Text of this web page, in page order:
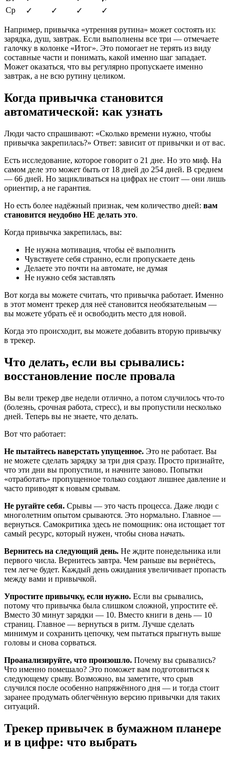
Ср
✓ ✓ ✓ ✓
Например, привычка «утренняя рутина» может состоять из:
зарядка, душ, завтрак. Если выполнены все три — отмечаете
галочку в колонке «Итог». Это помогает не терять из виду
составные части и понимать, какой именно шаг западает.
Может оказаться, что вы регулярно пропускаете именно
завтрак, а не всю рутину целиком.
Когда привычка становится
автоматической: как узнать
Люди часто спрашивают: «Сколько времени нужно, чтобы
привычка закрепилась?» Ответ: зависит от привычки и от вас.
Есть исследование, которое говорит о 21 дне. Но это миф. На
самом деле это может быть от 18 дней до 254 дней. В среднем
— 66 дней. Но зацикливаться на цифрах не стоит — они лишь
ориентир, а не гарантия.
Но есть более надёжный признак, чем количество дней: вам
становится неудобно НЕ делать это.
Когда привычка закрепилась, вы:
Не нужна мотивация, чтобы её выполнить
Чувствуете себя странно, если пропускаете день
Делаете это почти на автомате, не думая
Не нужно себя заставлять
Вот когда вы можете считать, что привычка работает. Именно
в этот момент трекер для неё становится необязательным —
вы можете убрать её и освободить место для новой.
Когда это происходит, вы можете добавить вторую привычку
в трекер.
Что делать, если вы срывались:
восстановление после провала
Вы вели трекер две недели отлично, а потом случилось что-то
(болезнь, срочная работа, стресс), и вы пропустили несколько
дней. Теперь вы не знаете, что делать.
Вот что работает:
Не пытайтесь наверстать упущенное. Это не работает. Вы
не можете сделать зарядку за три дня сразу. Просто признайте,
что эти дни вы пропустили, и начните заново. Попытки
«отработать» пропущенное только создают лишнее давление и
часто приводят к новым срывам.
Не ругайте себя. Срывы — это часть процесса. Даже люди с
многолетним опытом срываются. Это нормально. Главное —
вернуться. Самокритика здесь не помощник: она истощает тот
самый ресурс, который нужен, чтобы снова начать.
Вернитесь на следующий день. Не ждите понедельника или
первого числа. Вернитесь завтра. Чем раньше вы вернётесь,
тем легче будет. Каждый день ожидания увеличивает пропасть
между вами и привычкой.
Упростите привычку, если нужно. Если вы срывались,
потому что привычка была слишком сложной, упростите её.
Вместо 30 минут зарядки — 10. Вместо книги в день — 10
страниц. Главное — вернуться в ритм. Лучше сделать
минимум и сохранить цепочку, чем пытаться прыгнуть выше
головы и снова сорваться.
Проанализируйте, что произошло. Почему вы срывались?
Что именно помешало? Это поможет вам подготовиться к
следующему срыву. Возможно, вы заметите, что срыв
случился после особенно напряжённого дня — и тогда стоит
заранее продумать облегчённую версию привычки для таких
ситуаций.
Трекер привычек в бумажном планере
и в цифре: что выбрать